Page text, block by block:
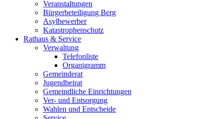
Veranstaltungen
Bürgerbeteiligung Berg
Asylbewerber
Katastrophenschutz
Rathaus & Service
Verwaltung
Telefonliste
Organigramm
Gemeinderat
Jugendbeirat
Gemeindliche Einrichtungen
Ver- und Entsorgung
Wahlen und Entscheide